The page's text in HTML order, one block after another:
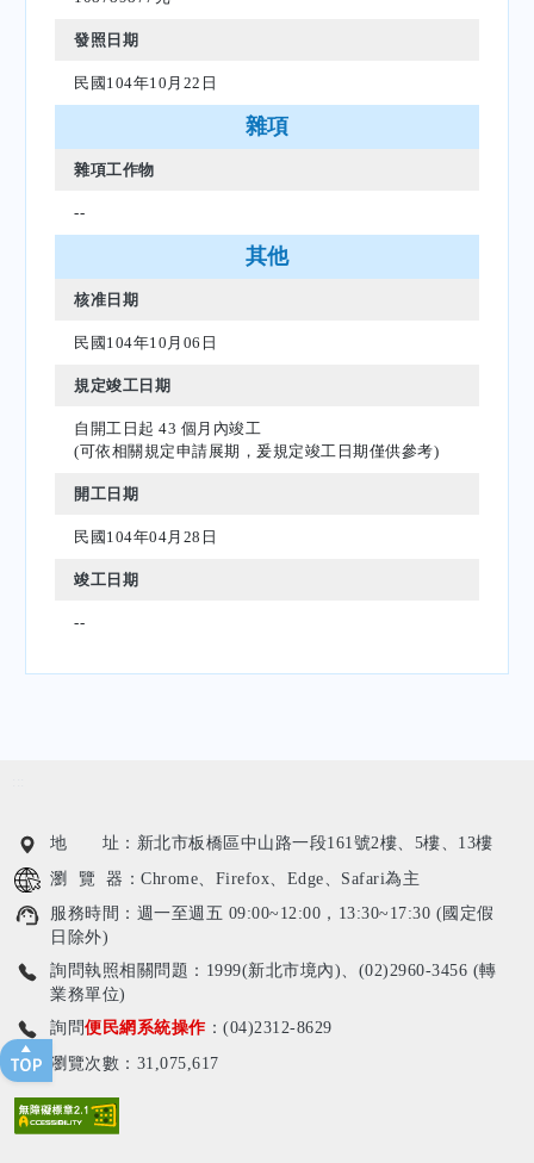
發照日期
民國104年10月22日
雜項
雜項工作物
--
其他
核准日期
民國104年10月06日
規定竣工日期
自開工日起 43 個月內竣工
(可依相關規定申請展期，爰規定竣工日期僅供參考)
開工日期
民國104年04月28日
竣工日期
--
地 址：新北市板橋區中山路一段161號2樓、5樓、13樓
瀏 覽 器：Chrome、Firefox、Edge、Safari為主
服務時間：週一至週五 09:00~12:00，13:30~17:30 (國定假
日除外)
詢問執照相關問題：1999(新北市境內)、(02)2960-3456 (轉
業務單位)
詢問便民網系統操作 ：(04)2312-8629
瀏覽次數：31,075,617